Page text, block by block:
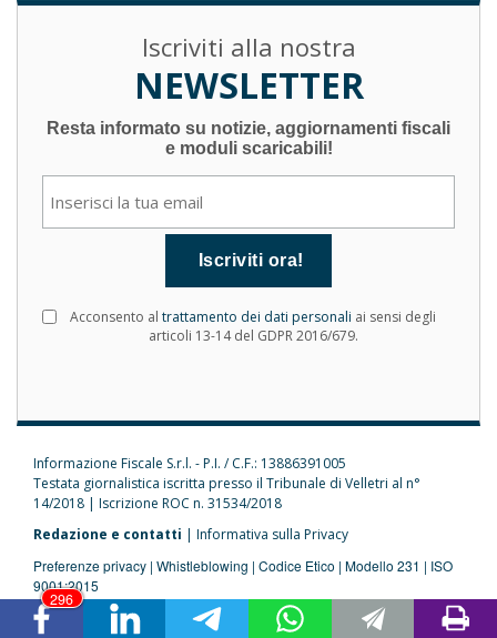
296
Iscriviti alla nostra
NEWSLETTER
Resta informato su notizie, aggiornamenti fiscali
e moduli scaricabili!
Acconsento altrattamento dei dati personali ai sensi degli
articoli 13-14 del GDPR 2016/679.
Informazione Fiscale S.r.l. - P.I. / C.F.: 13886391005
Testata giornalistica iscritta presso il Tribunale di Velletri al n°
14/2018 | Iscrizione ROC n. 31534/2018
Redazione e contatti | Informativa sulla Privacy
Preferenze privacy | Whistleblowing | Codice Etico | Modello 231 | ISO
9001:2015